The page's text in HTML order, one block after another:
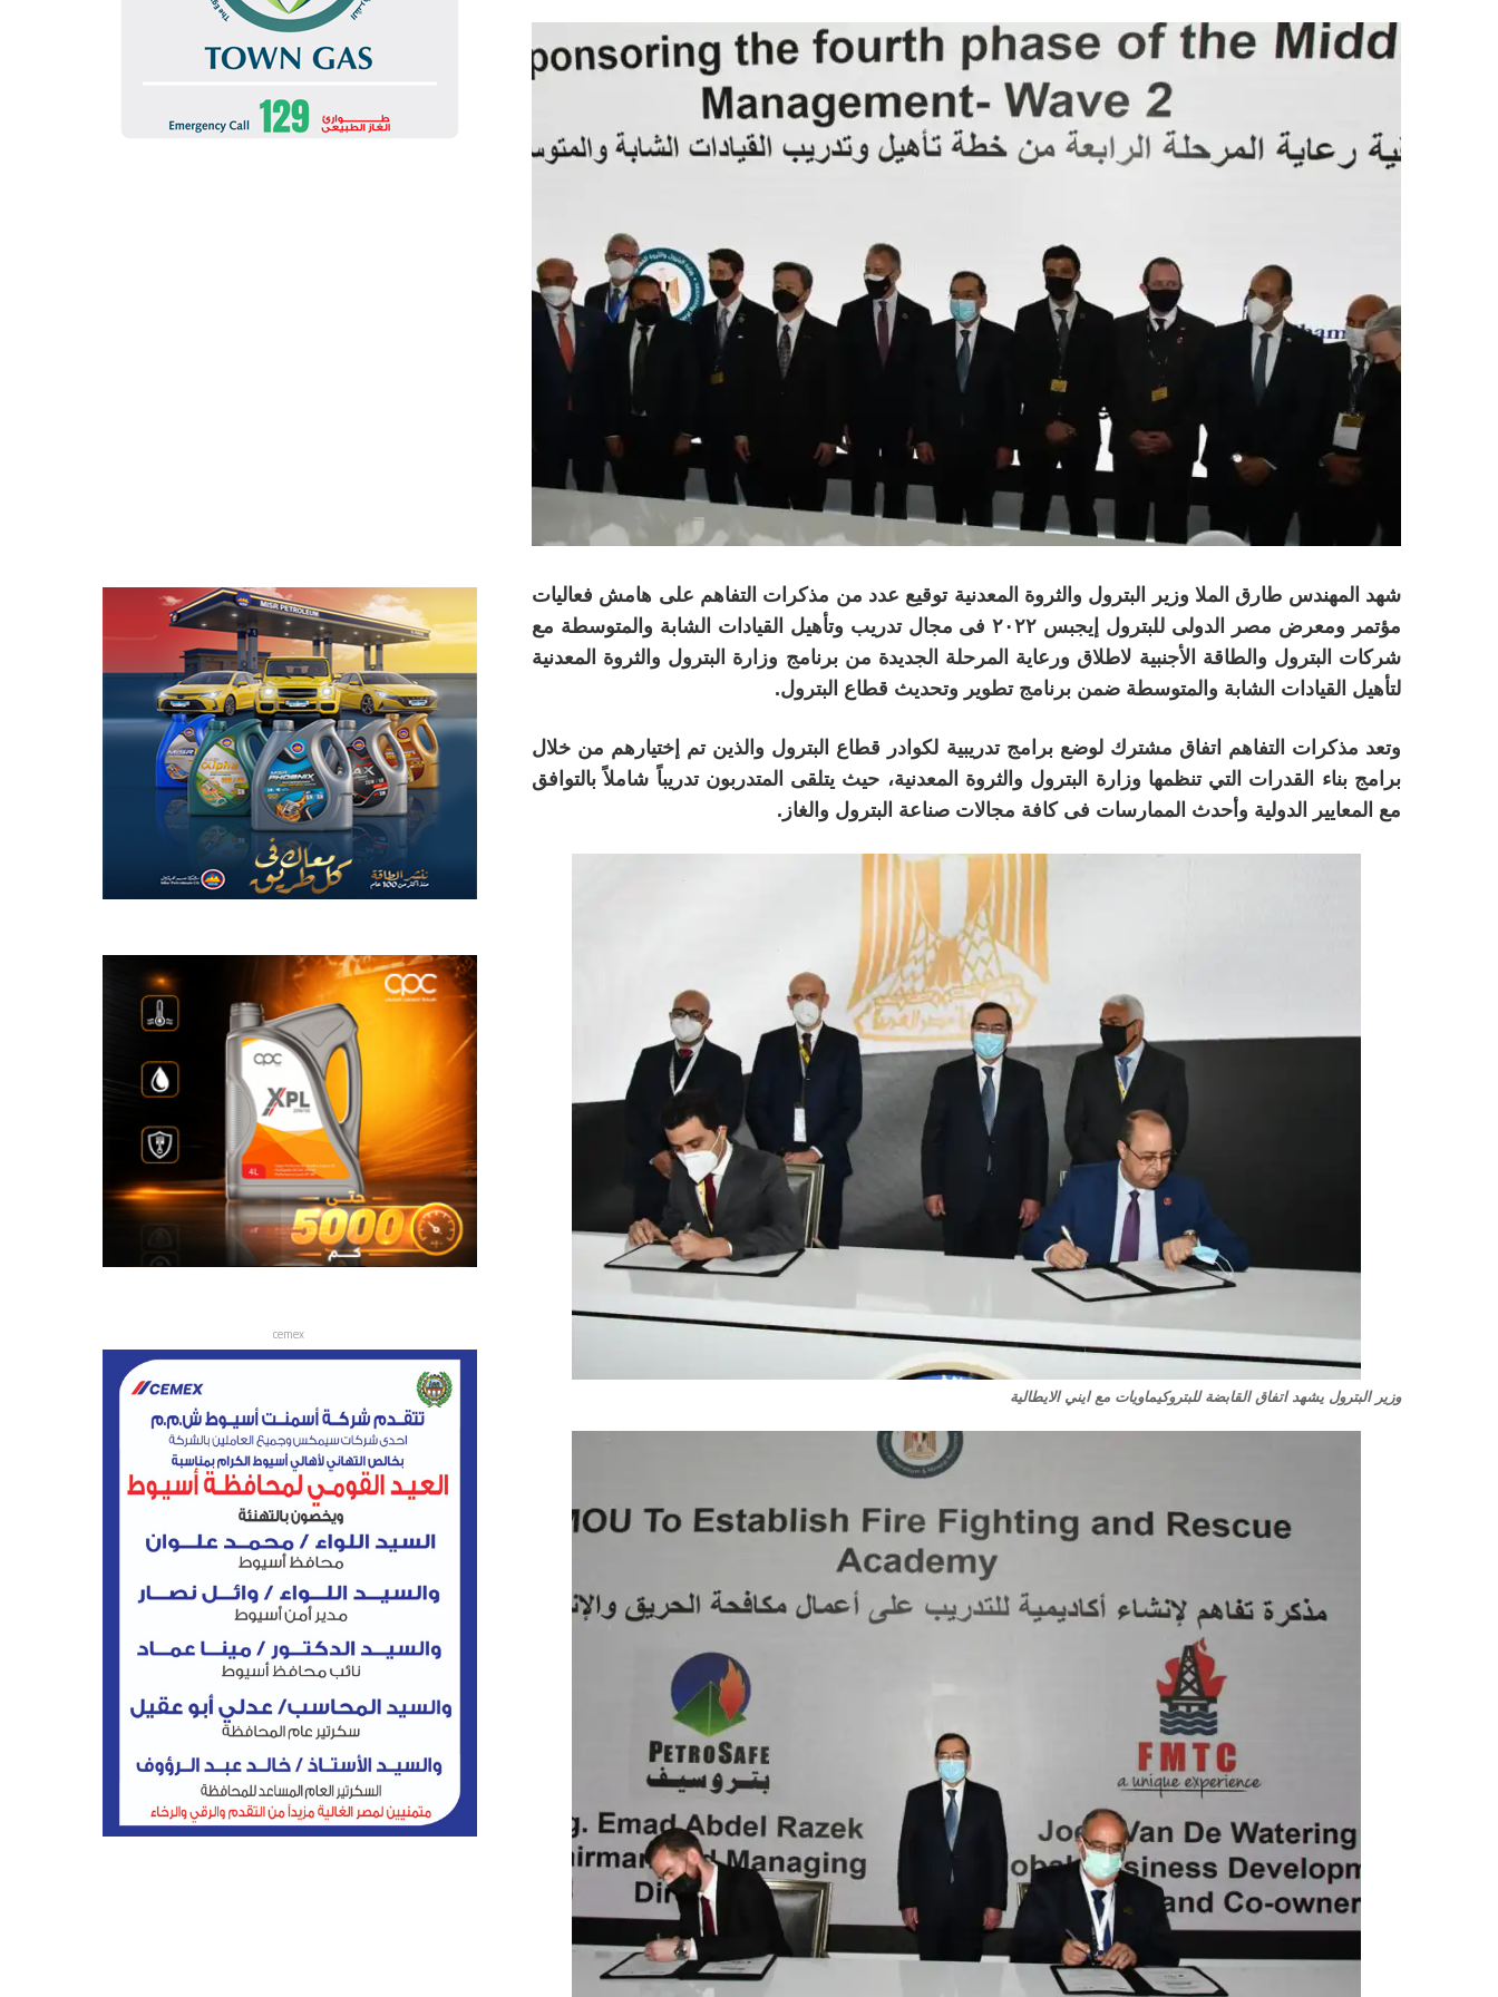
شهد المهندس طارق الملا وزير البترول والثروة المعدنية توقيع عدد من مذكرات التفاهم على هامش فعاليات
مؤتمر ومعرض مصر الدولى للبترول إيجبس ٢٠٢٢ فى مجال تدريب وتأهيل القيادات الشابة والمتوسطة مع
شركات البترول والطاقة الأجنبية لاطلاق ورعاية المرحلة الجديدة من برنامج وزارة البترول والثروة المعدنية
لتأهيل القيادات الشابة والمتوسطة ضمن برنامج تطوير وتحديث قطاع البترول.
وتعد مذكرات التفاهم اتفاق مشترك لوضع برامج تدريبية لكوادر قطاع البترول والذين تم إختيارهم من خلال
برامج بناء القدرات التي تنظمها وزارة البترول والثروة المعدنية، حيث يتلقى المتدربون تدريباً شاملاً بالتوافق
مع المعايير الدولية وأحدث الممارسات فى كافة مجالات صناعة البترول والغاز.
وزير البترول يشهد اتفاق القابضة للبتروكيماويات مع ايني الايطالية
cemex